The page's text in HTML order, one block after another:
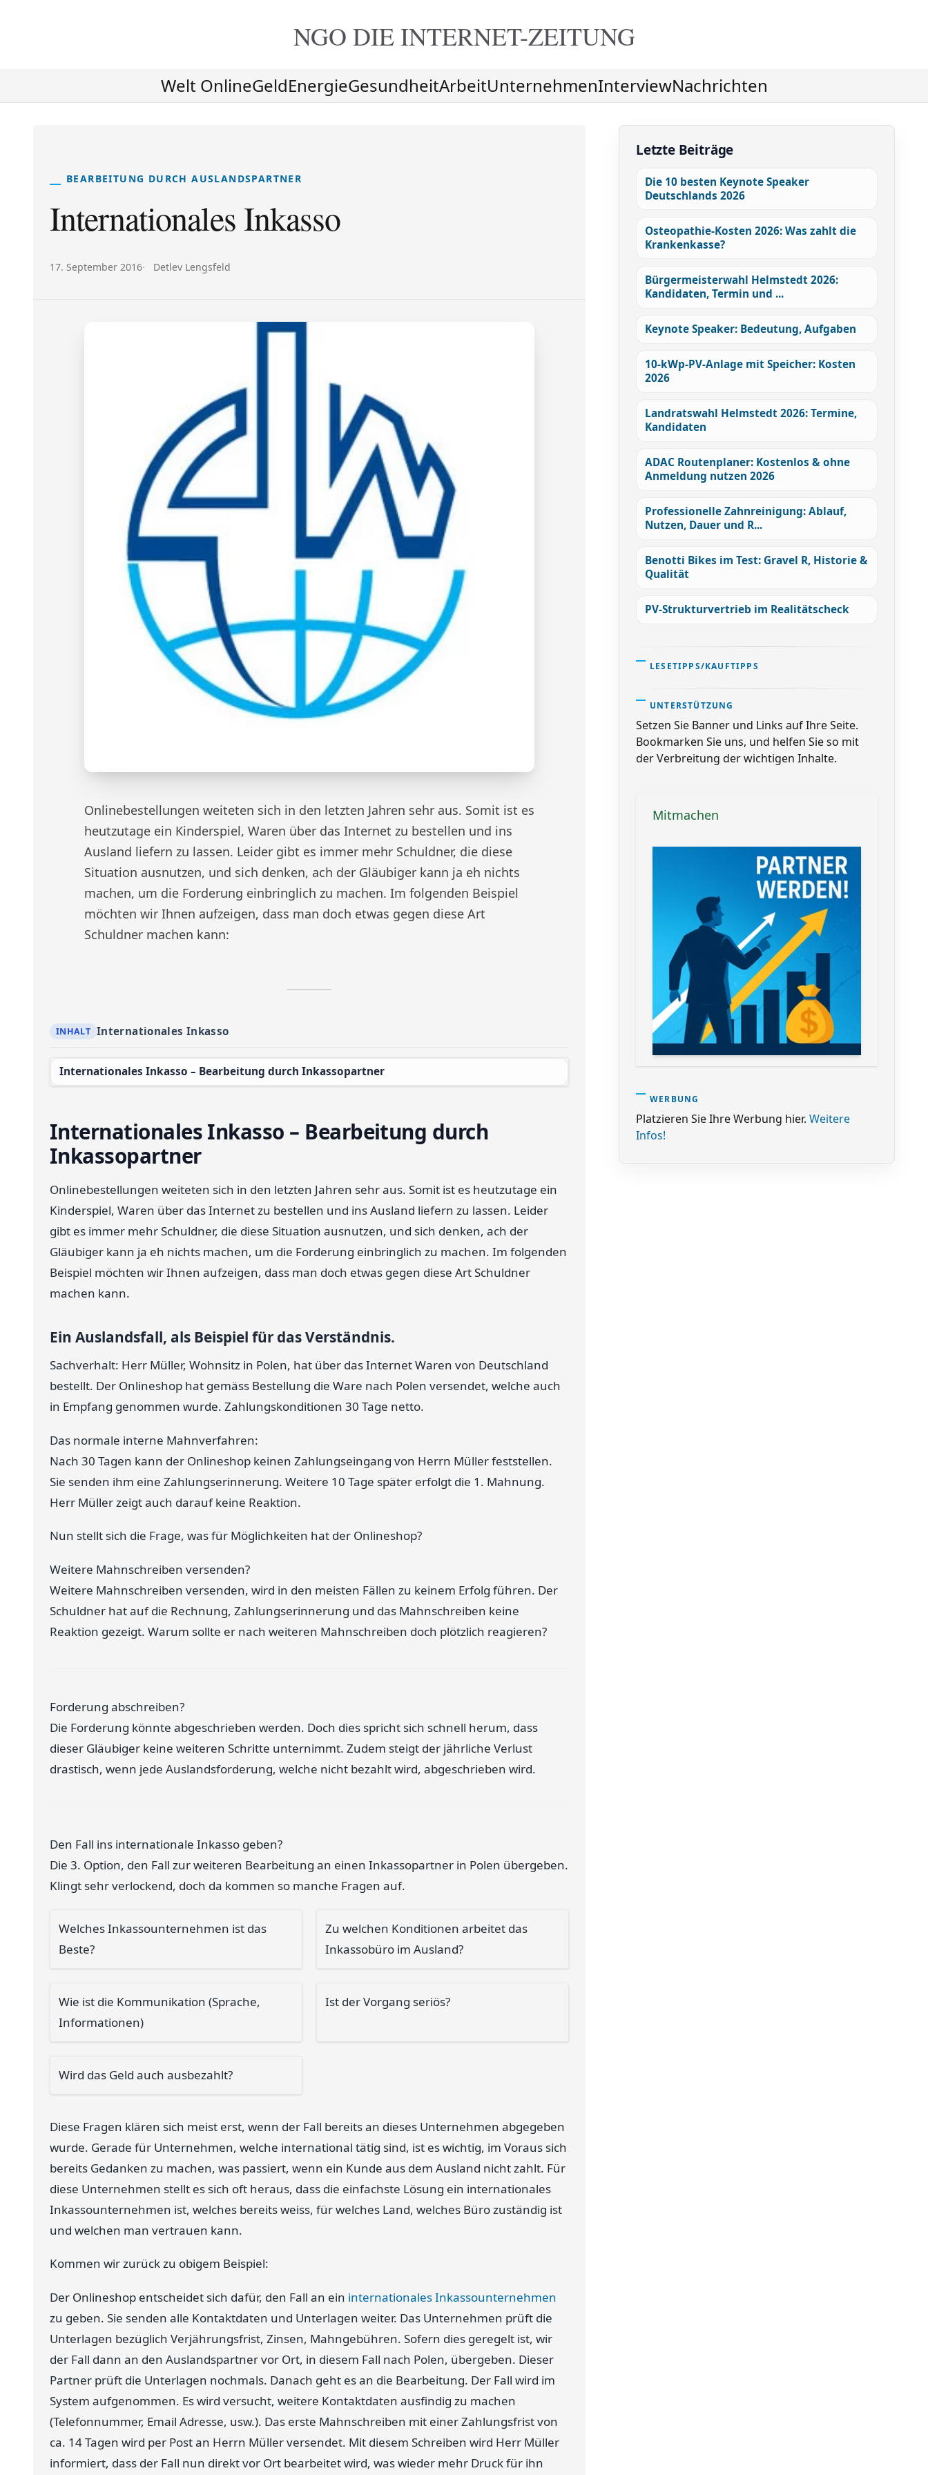
NGO DIEINTERNET-ZEITUNG
Welt OnlineGeldEnergieGesundheitArbeitUnternehmenInterviewNachrichten
BEARBEITUNG DURCH AUSLANDSPARTNER
Internationales Inkasso
Veröffentlicht am:
17. September 2016 Autor:
Detlev Lengsfeld
Onlinebestellungen weiteten sich in den letzten Jahren sehr aus. Somit ist es
heutzutage ein Kinderspiel, Waren über das Internet zu bestellen und ins
Ausland liefern zu lassen. Leider gibt es immer mehr Schuldner, die diese
Situation ausnutzen, und sich denken, ach der Gläubiger kann ja eh nichts
machen, um die Forderung einbringlich zu machen. Im folgenden Beispiel
möchten wir Ihnen aufzeigen, dass man doch etwas gegen diese Art
Schuldner machen kann:
Internationales Inkasso
Internationales Inkasso – Bearbeitung durch Inkassopartner
Internationales Inkasso – Bearbeitung durch
Inkassopartner
Onlinebestellungen weiteten sich in den letzten Jahren sehr aus. Somit ist es heutzutage ein
Kinderspiel, Waren über das Internet zu bestellen und ins Ausland liefern zu lassen. Leider
gibt es immer mehr Schuldner, die diese Situation ausnutzen, und sich denken, ach der
Gläubiger kann ja eh nichts machen, um die Forderung einbringlich zu machen. Im folgenden
Beispiel möchten wir Ihnen aufzeigen, dass man doch etwas gegen diese Art Schuldner
machen kann.
Ein Auslandsfall, als Beispiel für das Verständnis.
Sachverhalt: Herr Müller, Wohnsitz in Polen, hat über das Internet Waren von Deutschland
bestellt. Der Onlineshop hat gemäss Bestellung die Ware nach Polen versendet, welche auch
in Empfang genommen wurde. Zahlungskonditionen 30 Tage netto.
Das normale interne Mahnverfahren:
Nach 30 Tagen kann der Onlineshop keinen Zahlungseingang von Herrn Müller feststellen.
Sie senden ihm eine Zahlungserinnerung. Weitere 10 Tage später erfolgt die 1. Mahnung.
Herr Müller zeigt auch darauf keine Reaktion.
Nun stellt sich die Frage, was für Möglichkeiten hat der Onlineshop?
Weitere Mahnschreiben versenden?
Weitere Mahnschreiben versenden, wird in den meisten Fällen zu keinem Erfolg führen. Der
Schuldner hat auf die Rechnung, Zahlungserinnerung und das Mahnschreiben keine
Reaktion gezeigt. Warum sollte er nach weiteren Mahnschreiben doch plötzlich reagieren?
Forderung abschreiben?
Die Forderung könnte abgeschrieben werden. Doch dies spricht sich schnell herum, dass
dieser Gläubiger keine weiteren Schritte unternimmt. Zudem steigt der jährliche Verlust
drastisch, wenn jede Auslandsforderung, welche nicht bezahlt wird, abgeschrieben wird.
Den Fall ins internationale Inkasso geben?
Die 3. Option, den Fall zur weiteren Bearbeitung an einen Inkassopartner in Polen übergeben.
Klingt sehr verlockend, doch da kommen so manche Fragen auf.
Welches Inkassounternehmen ist das
Beste?
Zu welchen Konditionen arbeitet das
Inkassobüro im Ausland?
Wie ist die Kommunikation (Sprache,
Informationen)
Ist der Vorgang seriös?
Wird das Geld auch ausbezahlt?
Diese Fragen klären sich meist erst, wenn der Fall bereits an dieses Unternehmen abgegeben
wurde. Gerade für Unternehmen, welche international tätig sind, ist es wichtig, im Voraus sich
bereits Gedanken zu machen, was passiert, wenn ein Kunde aus dem Ausland nicht zahlt. Für
diese Unternehmen stellt es sich oft heraus, dass die einfachste Lösung ein internationales
Inkassounternehmen ist, welches bereits weiss, für welches Land, welches Büro zuständig ist
und welchen man vertrauen kann.
Kommen wir zurück zu obigem Beispiel:
Der Onlineshop entscheidet sich dafür, den Fall an ein internationales Inkassounternehmen
zu geben. Sie senden alle Kontaktdaten und Unterlagen weiter. Das Unternehmen prüft die
Unterlagen bezüglich Verjährungsfrist, Zinsen, Mahngebühren. Sofern dies geregelt ist, wir
der Fall dann an den Auslandspartner vor Ort, in diesem Fall nach Polen, übergeben. Dieser
Partner prüft die Unterlagen nochmals. Danach geht es an die Bearbeitung. Der Fall wird im
System aufgenommen. Es wird versucht, weitere Kontaktdaten ausfindig zu machen
(Telefonnummer, Email Adresse, usw.). Das erste Mahnschreiben mit einer Zahlungsfrist von
ca. 14 Tagen wird per Post an Herrn Müller versendet. Mit diesem Schreiben wird Herr Müller
informiert, dass der Fall nun direkt vor Ort bearbeitet wird, was wieder mehr Druck für ihn
Letzte Beiträge
Die 10 besten Keynote Speaker
Deutschlands 2026
Osteopathie-Kosten 2026: Was zahlt die
Krankenkasse?
Bürgermeisterwahl Helmstedt 2026:
Kandidaten, Termin und ...
Keynote Speaker: Bedeutung, Aufgaben
10-kWp-PV-Anlage mit Speicher: Kosten
2026
Landratswahl Helmstedt 2026: Termine,
Kandidaten
ADAC Routenplaner: Kostenlos & ohne
Anmeldung nutzen 2026
Professionelle Zahnreinigung: Ablauf,
Nutzen, Dauer und R...
Benotti Bikes im Test: Gravel R, Historie &
Qualität
PV-Strukturvertrieb im Realitätscheck
LESETIPPS/KAUFTIPPS
UNTERSTÜTZUNG
Setzen Sie Banner und Links auf Ihre Seite.
Bookmarken Sie uns, und helfen Sie so mit
der Verbreitung der wichtigen Inhalte.
Mitmachen
WERBUNG
Platzieren Sie Ihre Werbung hier. Weitere
Infos!